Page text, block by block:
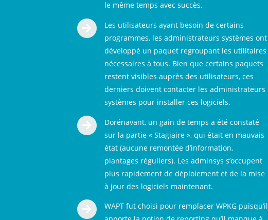
le même temps avec succès.

Les utilisateurs ayant besoin de certains
programmes, les administrateurs systèmes ont
développé un paquet regroupant les utilitaires
nécessaires à tous. Bien que certains paquets
restent visibles auprès des utilisateurs, ces
derniers doivent contacter les administrateurs
systèmes pour installer ces logiciels.

Dorénavant, un gain de temps a été constaté
sur la partie « Stagiaire », qui était en mauvais
état (aucune remontée d’information,
plantages réguliers). Les adminsys s’occupent
plus rapidement de déploiement et de la mise
à jour des logiciels maintenant.

WAPT fut choisi pour remplacer WPKG puisqu’il